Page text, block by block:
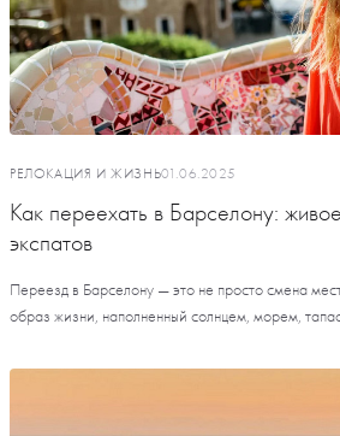
РЕЛОКАЦИЯ И ЖИЗНЬ01.06.2025
Как переехать в Барселону:
экспатов
Переезд в Барселону — это не просто смена
образ жизни, наполненный солнцем, морем,